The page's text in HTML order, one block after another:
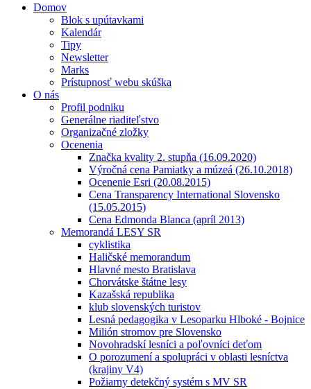
Domov
Blok s upútavkami
Kalendár
Tipy
Newsletter
Marks
Prístupnosť webu skúška
O nás
Profil podniku
Generálne riaditeľstvo
Organizačné zložky
Ocenenia
Značka kvality 2. stupňa (16.09.2020)
Výročná cena Pamiatky a múzeá (26.10.2018)
Ocenenie Esri (20.08.2015)
Cena Transparency International Slovensko
(15.05.2015)
Cena Edmonda Blanca (apríl 2013)
Memorandá LESY SR
cyklistika
Haličské memorandum
Hlavné mesto Bratislava
Chorvátske štátne lesy
Kazašská republika
klub slovenských turistov
Lesná pedagogika v Lesoparku Hlboké - Bojnice
Milión stromov pre Slovensko
Novohradskí lesníci a poľovníci deťom
O porozumení a spolupráci v oblasti lesníctva
(krajiny V4)
Požiarny detekčný systém s MV SR